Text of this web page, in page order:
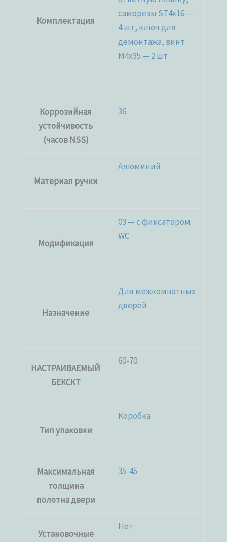
Комплектация
саморезы ST4x16 —
4 шт, ключ для
демонтажа, винт
M4x35 — 2 шт
Коррозийная
устойчивость
(часов NSS)
36
Материал ручки
Алюминий
Модификация
03 — с фиксатором
WC
Назначение
Для межкомнатных
дверей
НАСТРАИВАЕМЫЙ
БЕКСКТ
60-70
Тип упаковки
Коробка
Максимальная
толщина
полотна двери
35-45
Установочные
Нет